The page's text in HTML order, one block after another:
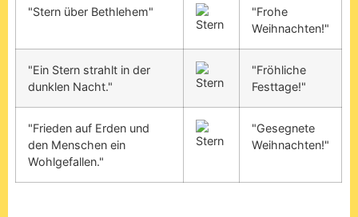
"Stern über Bethlehem"
"Frohe
Weihnachten!"
"Ein Stern strahlt in der
dunklen Nacht."
"Fröhliche
Festtage!"
"Frieden auf Erden und
den Menschen ein
Wohlgefallen."
"Gesegnete
Weihnachten!"